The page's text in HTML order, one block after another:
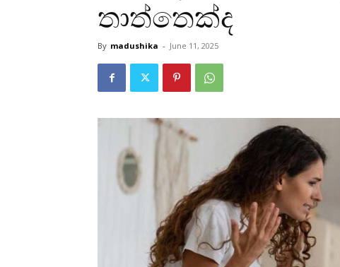
තාත්තෙක්ද
By madushika - June 11, 2025